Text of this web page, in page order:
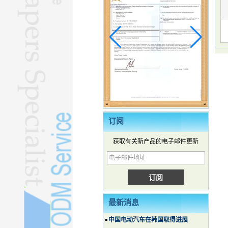
订阅
获取有关新产品的电子邮件更新
最新消息
中国电动汽车在韩国取得进展